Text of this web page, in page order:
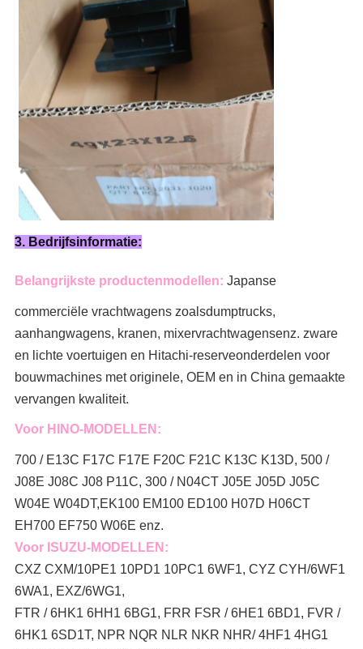
3. Bedrijfsinformatie:
Belangrijkste productenmodellen: Japanse
commerciële vrachtwagens zoalsdumptrucks,
aanhangwagens, kranen, mixervrachtwagensenz. zware
en lichte voertuigen en Hitachi-reserveonderdelen voor
bouwmachines met originele, OEM en in China gemaakte
vervangen kwaliteit.
Voor HINO-MODELLEN:
700 / E13C F17C F17E F20C F21C K13C K13D, 500 /
J08E J08C J08 P11C, 300 / N04CT J05E J05D J05C
W04E W04DT,EK100 EM100 ED100 H07D H06CT
EH700 EF750 W06E enz.
Voor ISUZU-MODELLEN:
CXZ CXM/10PE1 10PD1 10PC1 6WF1, CYZ CYH/6WF1
6WA1, EXZ/6WG1,
FTR / 6HK1 6HH1 6BG1, FRR FSR / 6HE1 6BD1, FVR /
6HK1 6SD1T, NPR NQR NLR NKR NHR/ 4HF1 4HG1